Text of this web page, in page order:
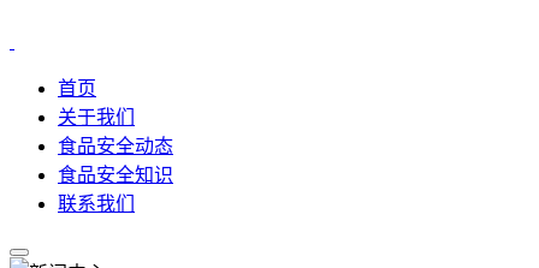
首页
关于我们
食品安全动态
食品安全知识
联系我们